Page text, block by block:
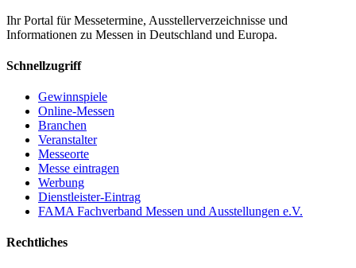
Ihr Portal für Messetermine, Ausstellerverzeichnisse und
Informationen zu Messen in Deutschland und Europa.
Schnellzugriff
Gewinnspiele
Online-Messen
Branchen
Veranstalter
Messeorte
Messe eintragen
Werbung
Dienstleister-Eintrag
FAMA Fachverband Messen und Ausstellungen e.V.
Rechtliches